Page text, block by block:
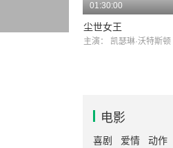
01:30:00
尘世女王
主演： 凯瑟琳·沃特斯顿
电影
喜剧 爱情 动作